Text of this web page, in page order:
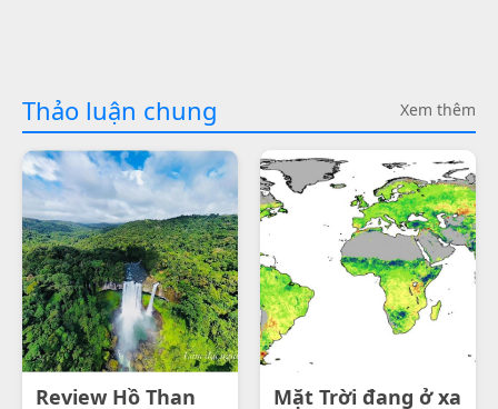
Thảo luận chung Xem thêm
Review Hồ Than
Mặt Trời đang ở xa